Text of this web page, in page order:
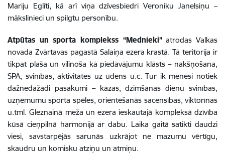
Mariju Eglīti, kā arī viņa dzīvesbiedri Veroniku Janelsiņu –
mākslinieci un spilgtu personību.
Atpūtas un sporta komplekss “Mednieki”atrodas Valkas
novada Zvārtavas pagastā Salaiņa ezera krastā. Tā teritorija ir
tikpat plaša un vilinoša kā piedāvājumu klāsts – nakšņošana,
SPA, svinības, aktivitātes uz ūdens u.c. Tur ik mēnesi notiek
dažnedažādi pasākumi – kāzas, dzimšanas dienu svinības,
uzņēmumu sporta spēles, orientēšanās sacensības, viktorīnas
u.tml. Gleznainā meža un ezera ieskautajā kompleksā dzīvība
kūsā cieņpilnā harmonijā ar dabu. Laika gaitā satikti daudzi
viesi, savstarpējās sarunās uzkrājot ne mazumu vērtīgu,
skaudru un komisku atziņu un atmiņu.